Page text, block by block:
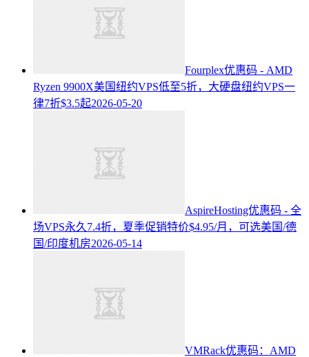
Fourplex优惠码 - AMD
Ryzen 9900X美国纽约VPS低至5折，大硬盘纽约VPS一
律7折$3.5起2026-05-20
AspireHosting优惠码 - 全
场VPS永久7.4折，夏季促销特价$4.95/月，可选美国/德
国/印度机房2026-05-14
VMRack优惠码：AMD